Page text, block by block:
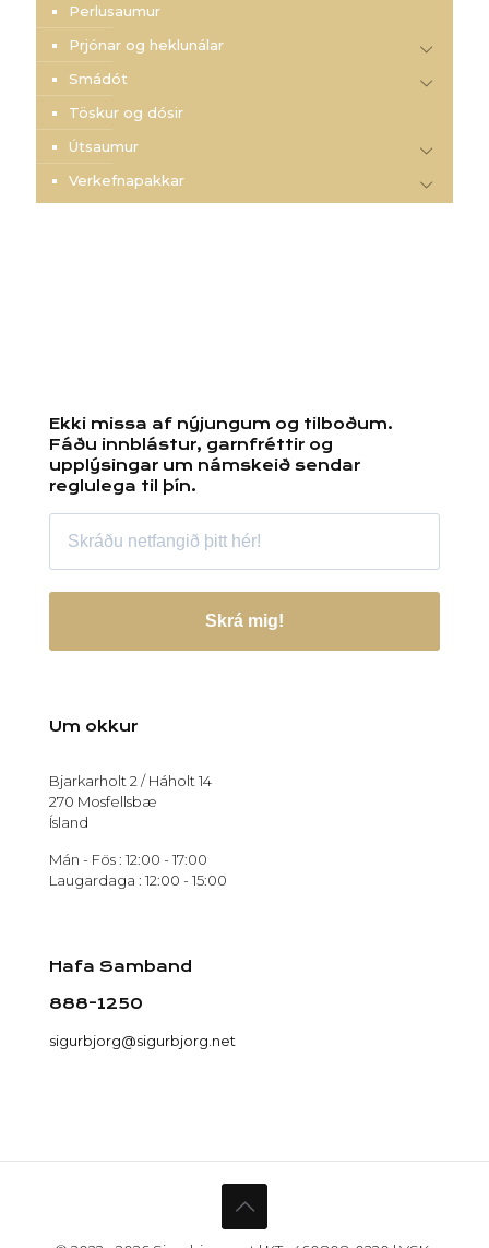
Perlusaumur
Prjónar og heklunálar
Smádót
Töskur og dósir
Útsaumur
Verkefnapakkar
Ekki missa af nýjungum og tilboðum.
Fáðu innblástur, garnfréttir og
upplýsingar um námskeið sendar
reglulega til þín.
Skrá mig!
Um okkur
Bjarkarholt 2 / Háholt 14
270 Mosfellsbæ
Ísland
Mán - Fös : 12:00 - 17:00
Laugardaga : 12:00 - 15:00
Hafa Samband
888-1250
sigurbjorg@sigurbjorg.net